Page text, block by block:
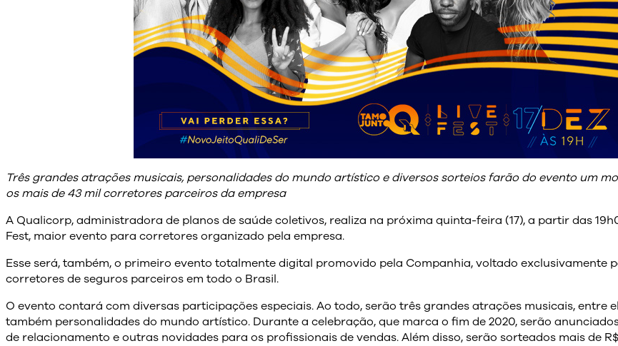
Três grandes atrações musicais, personalidades do mundo artístico e diversos sorteios farão do evento um
os mais de 43 mil corretores parceiros da empresa
A Qualicorp, administradora de planos de saúde coletivos, realiza na próxima quinta-feira (17), a partir das
Fest, maior evento para corretores organizado pela empresa.
Esse será, também, o primeiro evento totalmente digital promovido pela Companhia, voltado exclusivamente
corretores de seguros parceiros em todo o Brasil.
O evento contará com diversas participações especiais. Ao todo, serão três grandes atrações musicais, entre
também personalidades do mundo artístico. Durante a celebração, que marca o fim de 2020, serão
de relacionamento e outras novidades para os profissionais de vendas. Além disso, serão sorteados mais de